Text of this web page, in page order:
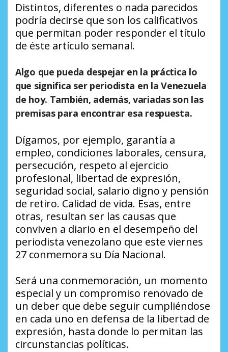
Distintos, diferentes o nada parecidos
podría decirse que son los calificativos
que permitan poder responder el título
de éste artículo semanal.
Algo que pueda despejar en la práctica lo
que significa ser periodista en la Venezuela
de hoy. También, además, variadas son las
premisas para encontrar esa respuesta.
Dígamos, por ejemplo, garantía a
empleo, condiciones laborales, censura,
persecución, respeto al ejercicio
profesional, libertad de expresión,
seguridad social, salario digno y pensión
de retiro. Calidad de vida. Esas, entre
otras, resultan ser las causas que
conviven a diario en el desempeño del
periodista venezolano que este viernes
27 conmemora su Día Nacional.
Será una conmemoración, un momento
especial y un compromiso renovado de
un deber que debe seguir cumpliéndose
en cada uno en defensa de la libertad de
expresión, hasta donde lo permitan las
circunstancias políticas.